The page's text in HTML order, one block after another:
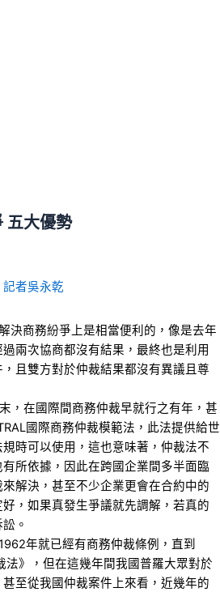
五大優勢
者吳永乾
商務紛爭上是相當便利的，像是去年
兩次協商都沒有結果，最終也是利用
且雙方對於仲裁結果都沒有異議且尊
在國際間商務仲裁早就行之有年，甚
國際商務仲裁模範法，此法提供給世
時可以使用，這也意味著，仲裁法不
所依據，因此在跨國企業間多半面臨
解決，甚至不少企業更會在合約中的
好，如果真發生爭議就先調解，若真的
。
年就已經有商務仲裁條例，直到
法》，但在這幾年間我國普羅大眾對於
至從我國仲裁案件上來看，近幾年的